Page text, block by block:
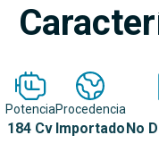
Potencia
184 Cv
Procedencia
ImportadoNo